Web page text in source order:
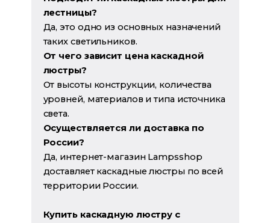
лестницы?
Да, это одно из основных назначений
таких светильников.
От чего зависит цена каскадной
люстры?
От высоты конструкции, количества
уровней, материалов и типа источника
света.
Осуществляется ли доставка по
России?
Да, интернет-магазин Lampsshop
доставляет каскадные люстры по всей
территории России.
Купить каскадную люстру с